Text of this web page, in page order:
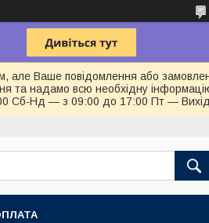
Ваше повідомлення або
та надамо всю необхідну
Сб-Нд — з 09:00 до 17:00 Пт —